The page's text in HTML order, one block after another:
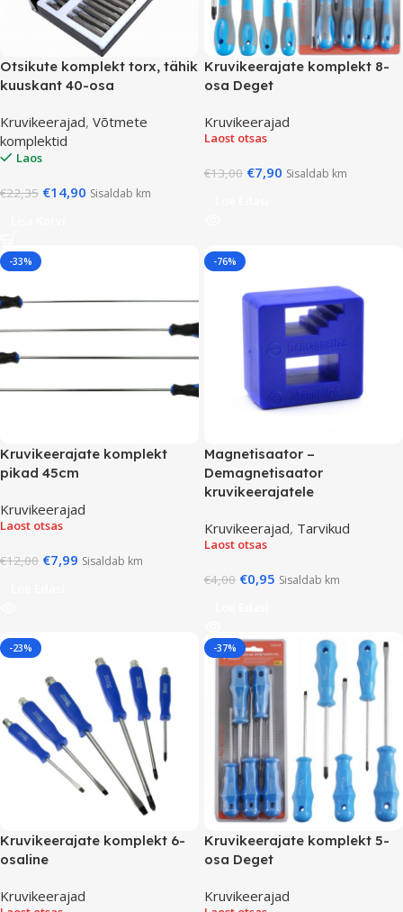
Otsikute komplekt torx, tähik
kuuskant 40-osa
Kruvikeerajad, Võtmete
komplektid
Laos
€22,35 €14,90 Sisaldab km
Kruvikeerajate komplekt 8-
osa Deget
Kruvikeerajad
Laost otsas
€13,00 €7,90 Sisaldab km
-33%
Kruvikeerajate komplekt
pikad 45cm
Kruvikeerajad
Laost otsas
€12,00 €7,99 Sisaldab km
-76%
Magnetisaator –
Demagnetisaator
kruvikeerajatele
Kruvikeerajad, Tarvikud
Laost otsas
€4,00 €0,95 Sisaldab km
-23%
Kruvikeerajate komplekt 6-
osaline
Kruvikeerajad
-37%
Kruvikeerajate komplekt 5-
osa Deget
Kruvikeerajad